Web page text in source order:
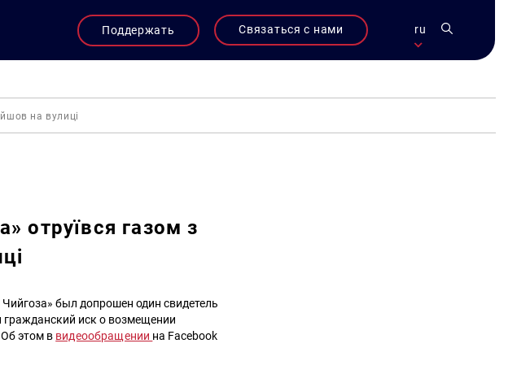
Поддержать Связаться с нами ru
на вулиці
отруївся газом з
Чийгоза» был допрошен один свидетель
иск о возмещении
этом в видеообращении на Facebook